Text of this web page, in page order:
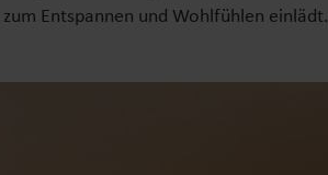
Entspannen und Wohlfühlen einlädt.